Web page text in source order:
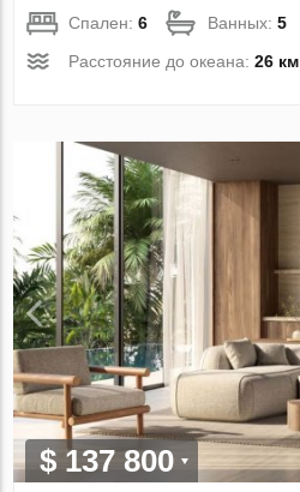
Спален:6 Ванных:5
Расстояние до океана:26 км
$ 137 800